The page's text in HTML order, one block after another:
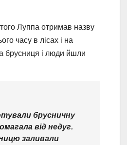
Луппа отримав назву
часу в лісах і на
брусниця і люди йшли
брусничну
від недуг.
заливали